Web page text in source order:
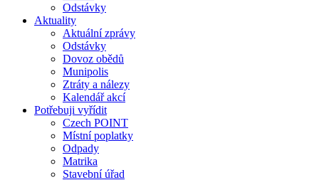
Odstávky
Aktuality
Aktuální zprávy
Odstávky
Dovoz obědů
Munipolis
Ztráty a nálezy
Kalendář akcí
Potřebuji vyřídit
Czech POINT
Místní poplatky
Odpady
Matrika
Stavební úřad